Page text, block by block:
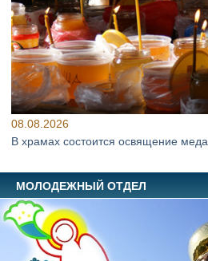
08.08.2026
В храмах состоится освящение меда
МОЛОДЕЖНЫЙ ОТДЕЛ